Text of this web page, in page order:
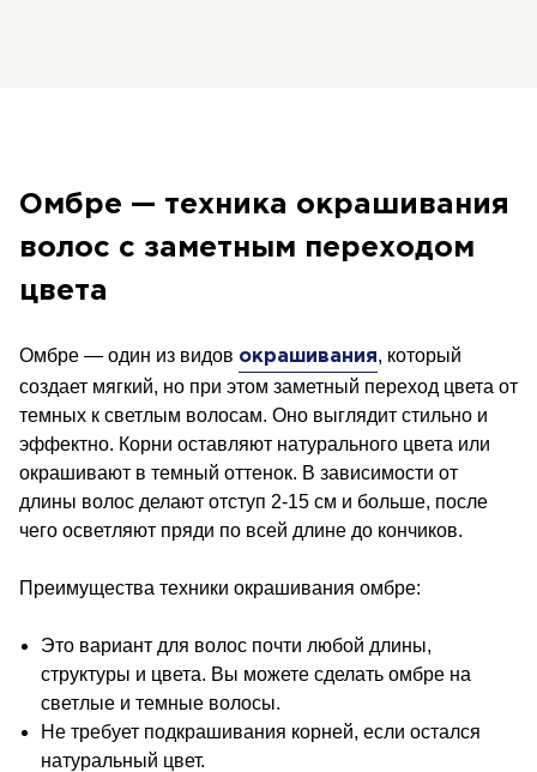
Омбре — техника окрашивания
волос с заметным переходом
цвета
Омбре — один из видов окрашивания, который
создает мягкий, но при этом заметный переход цвета от
темных к светлым волосам. Оно выглядит стильно и
эффектно. Корни оставляют натурального цвета или
окрашивают в темный оттенок. В зависимости от
длины волос делают отступ 2-15 см и больше, после
чего осветляют пряди по всей длине до кончиков.
Преимущества техники окрашивания омбре:
Это вариант для волос почти любой длины,
структуры и цвета. Вы можете сделать омбре на
светлые и темные волосы.
Не требует подкрашивания корней, если остался
натуральный цвет.